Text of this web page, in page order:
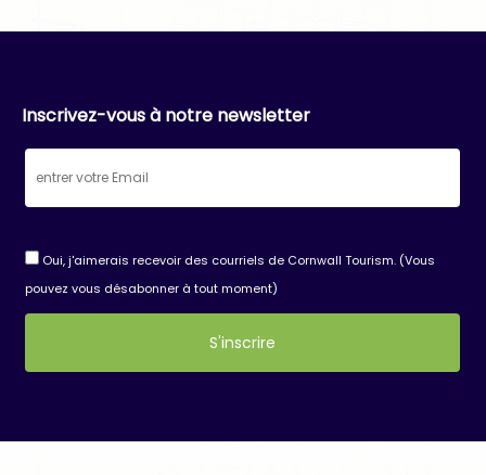
Inscrivez-vous à notre newsletter
Oui, j'aimerais recevoir des courriels de Cornwall Tourism. (Vous
pouvez vous désabonner à tout moment)
Use.